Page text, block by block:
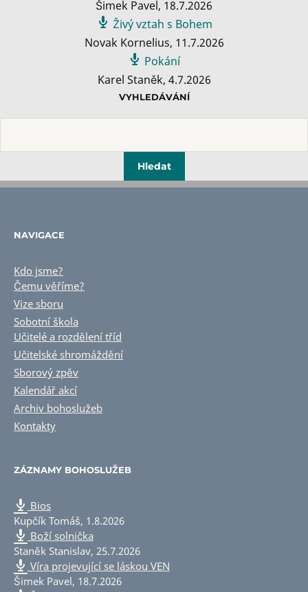
Šimek Pavel, 18.7.2026
Živý vztah s Bohem
Novak Kornelius, 11.7.2026
Pokání
Karel Staněk, 4.7.2026
VYHLEDÁVÁNÍ
NAVIGACE
Kdo jsme?
Čemu věříme?
Vize sboru
Sobotní škola
Učitelé a rozdělení tříd
Učitelské shromáždění
Sborový zpěv
Kalendář akcí
Archiv bohoslužeb
Kontakty
ZÁZNAMY BOHOSLUŽEB
Bios
Kupčík Tomáš, 1.8.2026
Boží solnička
Staněk Stanislav, 25.7.2026
Víra projevující se láskou VEN
Šimek Pavel, 18.7.2026